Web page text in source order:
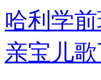
哈利学
亲宝儿